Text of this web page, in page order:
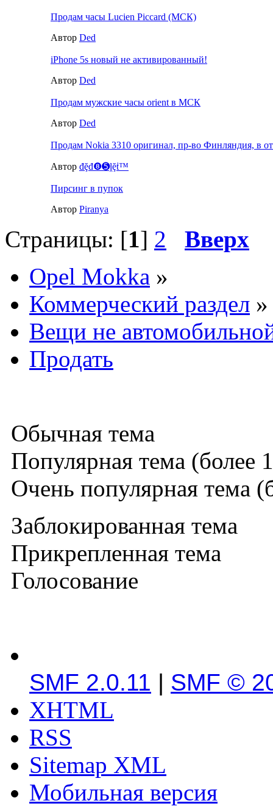
Продам часы Lucien Piccard (МСК)
Автор Ded
iPhone 5s новый не активированный!
Автор Ded
Продам мужские часы orient в МСК
Автор Ded
Продам Nokia 3310 оригинал, пр-во Финляндия, в
Автор đḝđ❽➎ḽḝṫ™
Пирсинг в пупок
Автор Piranya
Страницы: [1] 2
Вверх
Opel Mokka »
Коммерческий раздел »
Вещи не
Продать
Обычная тема
Популярная тема (более
Очень популярная тема
Заблокированная тема
Прикрепленная тема
Голосование
SMF 2.0.11 | SMF ©
XHTML
RSS
Sitemap XML
Мобильная версия